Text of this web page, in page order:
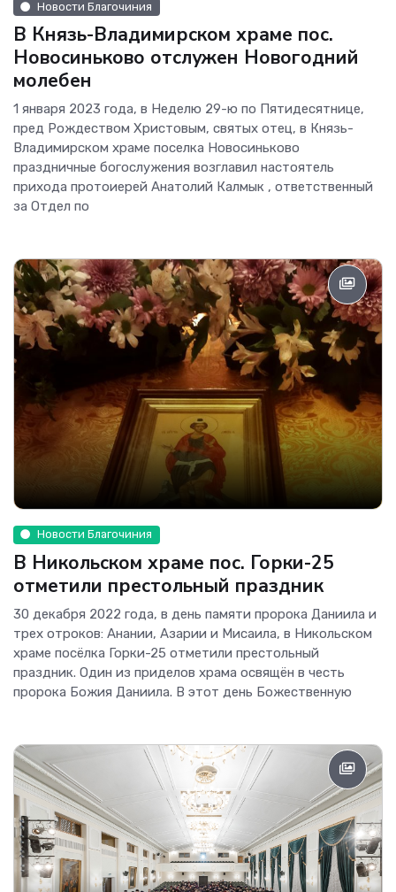
Новости Благочиния
В Князь-Владимирском храме пос.
Новосиньково отслужен Новогодний
молебен
1 января 2023 года, в Неделю 29-ю по Пятидесятнице,
пред Рождеством Христовым, святых отец, в Князь-
Владимирском храме поселка Новосиньково
праздничные богослужения возглавил настоятель
прихода протоиерей Анатолий Калмык , ответственный
за Отдел по
Новости Благочиния
В Никольском храме пос. Горки-25
отметили престольный праздник
30 декабря 2022 года, в день памяти пророка Даниила и
трех отроков: Анании, Азарии и Мисаила, в Никольском
храме посёлка Горки-25 отметили престольный
праздник. Один из приделов храма освящён в честь
пророка Божия Даниила. В этот день Божественную